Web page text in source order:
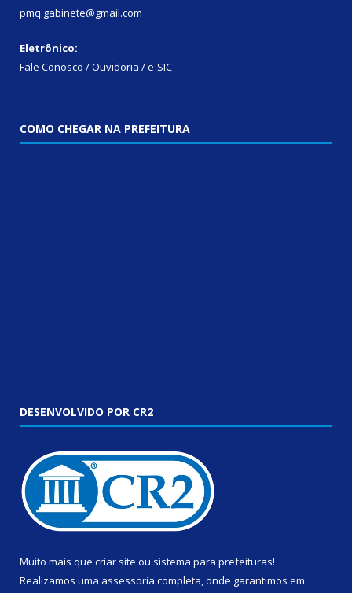
pmq.gabinete@gmail.com
Eletrônico:
Fale Conosco / Ouvidoria / e-SIC
COMO CHEGAR NA PREFEITURA
DESENVOLVIDO POR CR2
Muito mais que criar site ou sistema para prefeituras!
Realizamos uma assessoria completa, onde garantimos em